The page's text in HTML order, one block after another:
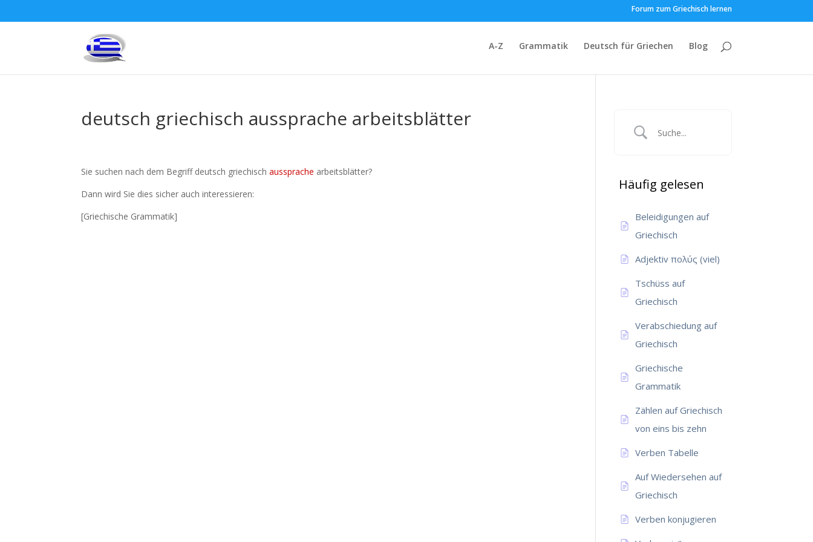
Forum zum Griechisch lernen
A-Z Grammatik Deutsch für Griechen Blog
deutsch griechisch aussprache arbeitsblätter
Sie suchen nach dem Begriff deutsch griechischaussprache arbeitsblätter?
Dann wird Sie dies sicher auch interessieren:
[Griechische Grammatik]
Häufig gelesen
Beleidigungen auf
Griechisch
Adjektiv πολύς (viel)
Tschüss auf
Griechisch
Verabschiedung auf
Griechisch
Griechische
Grammatik
Zählen auf Griechisch
von eins bis zehn
Verben Tabelle
Auf Wiedersehen auf
Griechisch
Verben konjugieren